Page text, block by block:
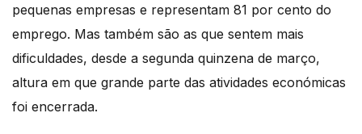
pequenas empresas e representam 81 por cento do
emprego. Mas também são as que sentem mais
dificuldades, desde a segunda quinzena de março,
altura em que grande parte das atividades económicas
foi encerrada.